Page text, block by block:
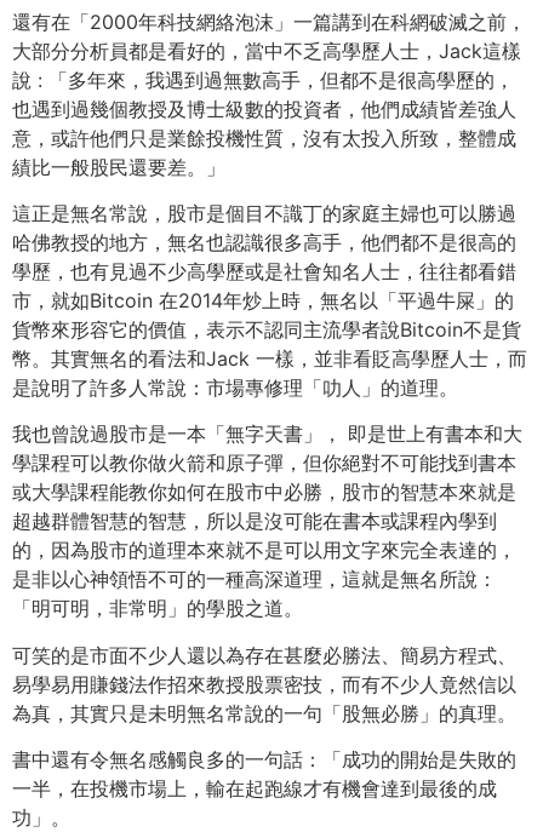
還有在「2000年科技網絡泡沫」一篇講到在科網破滅之前，
大部分分析員都是看好的，當中不乏高學歷人士，Jack這樣
說 : 「多年來，我遇到過無數高手，但都不是很高學歷的，
也遇到過幾個教授及博士級數的投資者，他們成績皆差強人
意，或許他們只是業餘投機性質，沒有太投入所致，整體成
績比一般股民還要差。」
這正是無名常說，股市是個目不識丁的家庭主婦也可以勝過
哈佛教授的地方，無名也認識很多高手，他們都不是很高的
學歷，也有見過不少高學歷或是社會知名人士，往往都看錯
市，就如Bitcoin 在2014年炒上時，無名以「平過牛屎」的
貨幣來形容它的價值，表示不認同主流學者說Bitcoin不是貨
幣。其實無名的看法和Jack 一樣，並非看貶高學歷人士，而
是說明了許多人常說：市場專修理「叻人」的道理。
我也曾說過股市是一本「無字天書」， 即是世上有書本和大
學課程可以教你做火箭和原子彈，但你絕對不可能找到書本
或大學課程能教你如何在股市中必勝，股市的智慧本來就是
超越群體智慧的智慧，所以是沒可能在書本或課程內學到
的，因為股市的道理本來就不是可以用文字來完全表達的，
是非以心神領悟不可的一種高深道理，這就是無名所說：
「明可明，非常明」的學股之道。
可笑的是市面不少人還以為存在甚麼必勝法、簡易方程式、
易學易用賺錢法作招來教授股票密技，而有不少人竟然信以
為真，其實只是未明無名常說的一句「股無必勝」的真理。
書中還有令無名感觸良多的一句話：「成功的開始是失敗的
一半，在投機市場上，輸在起跑線才有機會達到最後的成
功」。